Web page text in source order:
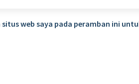
web saya pada peramban ini